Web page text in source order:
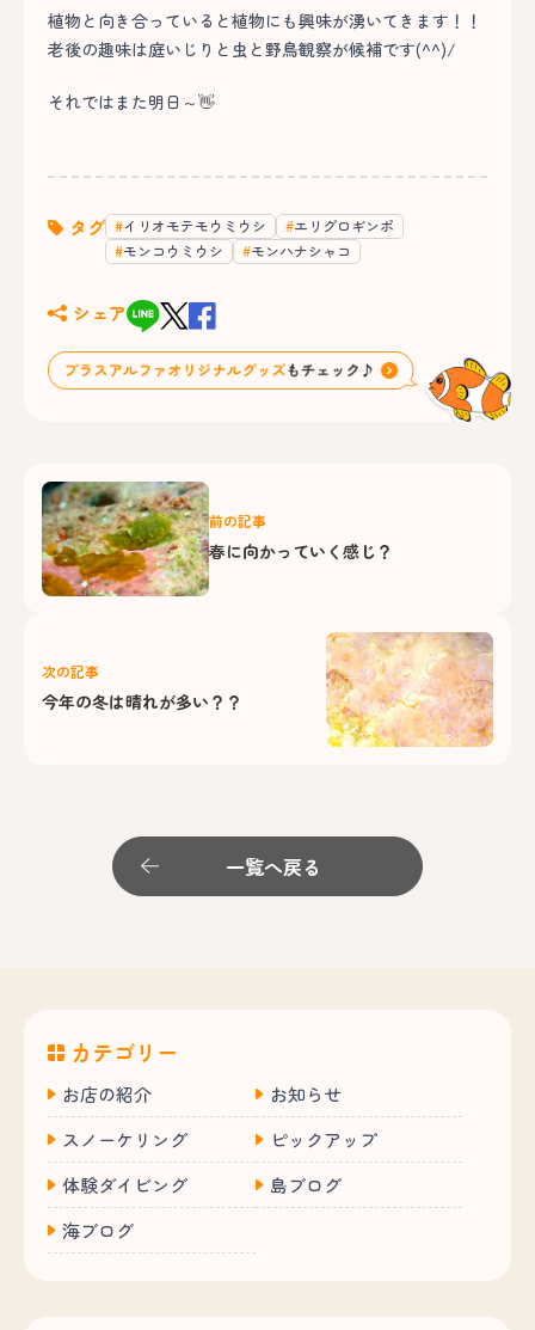
植物と向き合っていると植物にも興味が湧いてきます！！
老後の趣味は庭いじりと虫と野鳥観察が候補です(^^)/
それではまた明日～👋
タグ イリオモテモウミウシ
エリグロギンポ
モンコウミウシ
モンハナシャコ
シェア
前の記事
春に向かっていく感じ？
次の記事
今年の冬は晴れが多い？？
一覧へ戻る
カテゴリー
お店の紹介
お知らせ
スノーケリング
ピックアップ
体験ダイビング
島ブログ
海ブログ